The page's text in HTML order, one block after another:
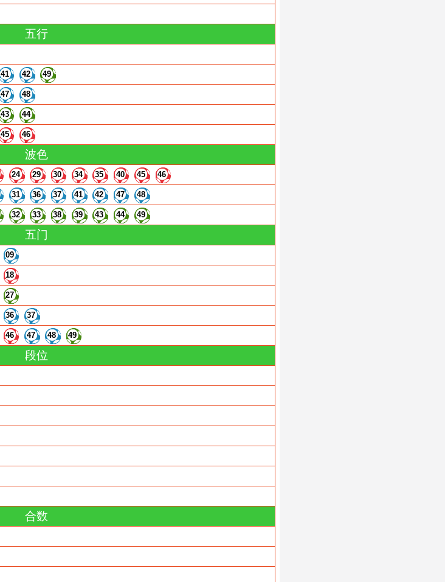
五行
41 42 49
47 48
43 44
45 46
波色
24 29 30 34 35 40 45 46
31 36 37 41 42 47 48
32 33 38 39 43 44 49
五门
09
18
27
36 37
46 47 48 49
段位
合数